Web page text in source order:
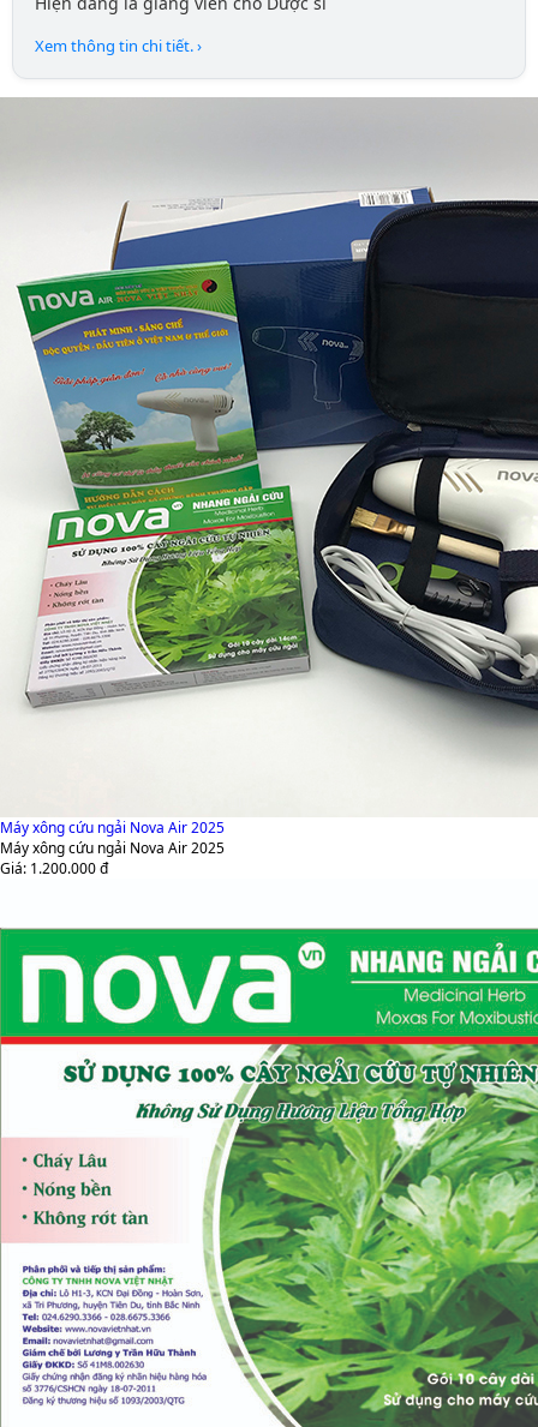
Xem thông tin chi tiết. ›
Máy xông cứu ngải Nova Air 2025
Máy xông cứu ngải Nova Air 2025
Giá: 1.200.000đ